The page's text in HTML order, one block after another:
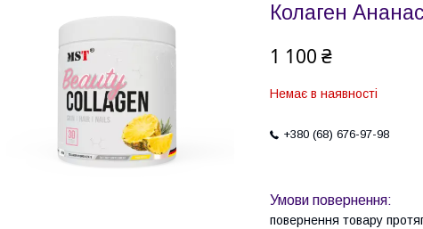
Колаген
1 100 ₴
Немає в наявності
+380 (68) 676-97-98
повернення товару